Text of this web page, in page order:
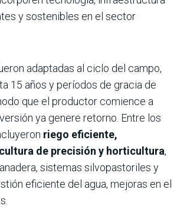
y sostenibles en el sector
adaptadas al ciclo del campo,
15 años y períodos de gracia de
que el productor comience a
ya genere retorno. Entre los
riego eficiente,
de precisión y horticultura,
sistemas silvopastoriles y
eficiente del agua, mejoras en el